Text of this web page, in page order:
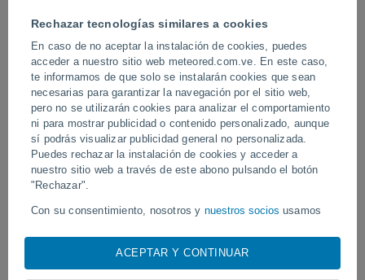
Rechazar tecnologías similares a cookies
En caso de no aceptar la instalación de cookies, puedes
acceder a nuestro sitio web meteored.com.ve. En este caso,
te informamos de que solo se instalarán cookies que sean
necesarias para garantizar la navegación por el sitio web,
pero no se utilizarán cookies para analizar el comportamiento
ni para mostrar publicidad o contenido personalizado, aunque
sí podrás visualizar publicidad general no personalizada.
Puedes rechazar la instalación de cookies y acceder a
nuestro sitio web a través de este abono pulsando el botón
"Rechazar".
Con su consentimiento, nosotros y nuestros socios usamos
visita en este sitio web, las direcciones IP y los
identificadores de cookies. Es posible que algunos
ACEPTAR Y CONTINUAR
Ayer
avistado en Zapponeta, Italia
Pelotas, Brasil.